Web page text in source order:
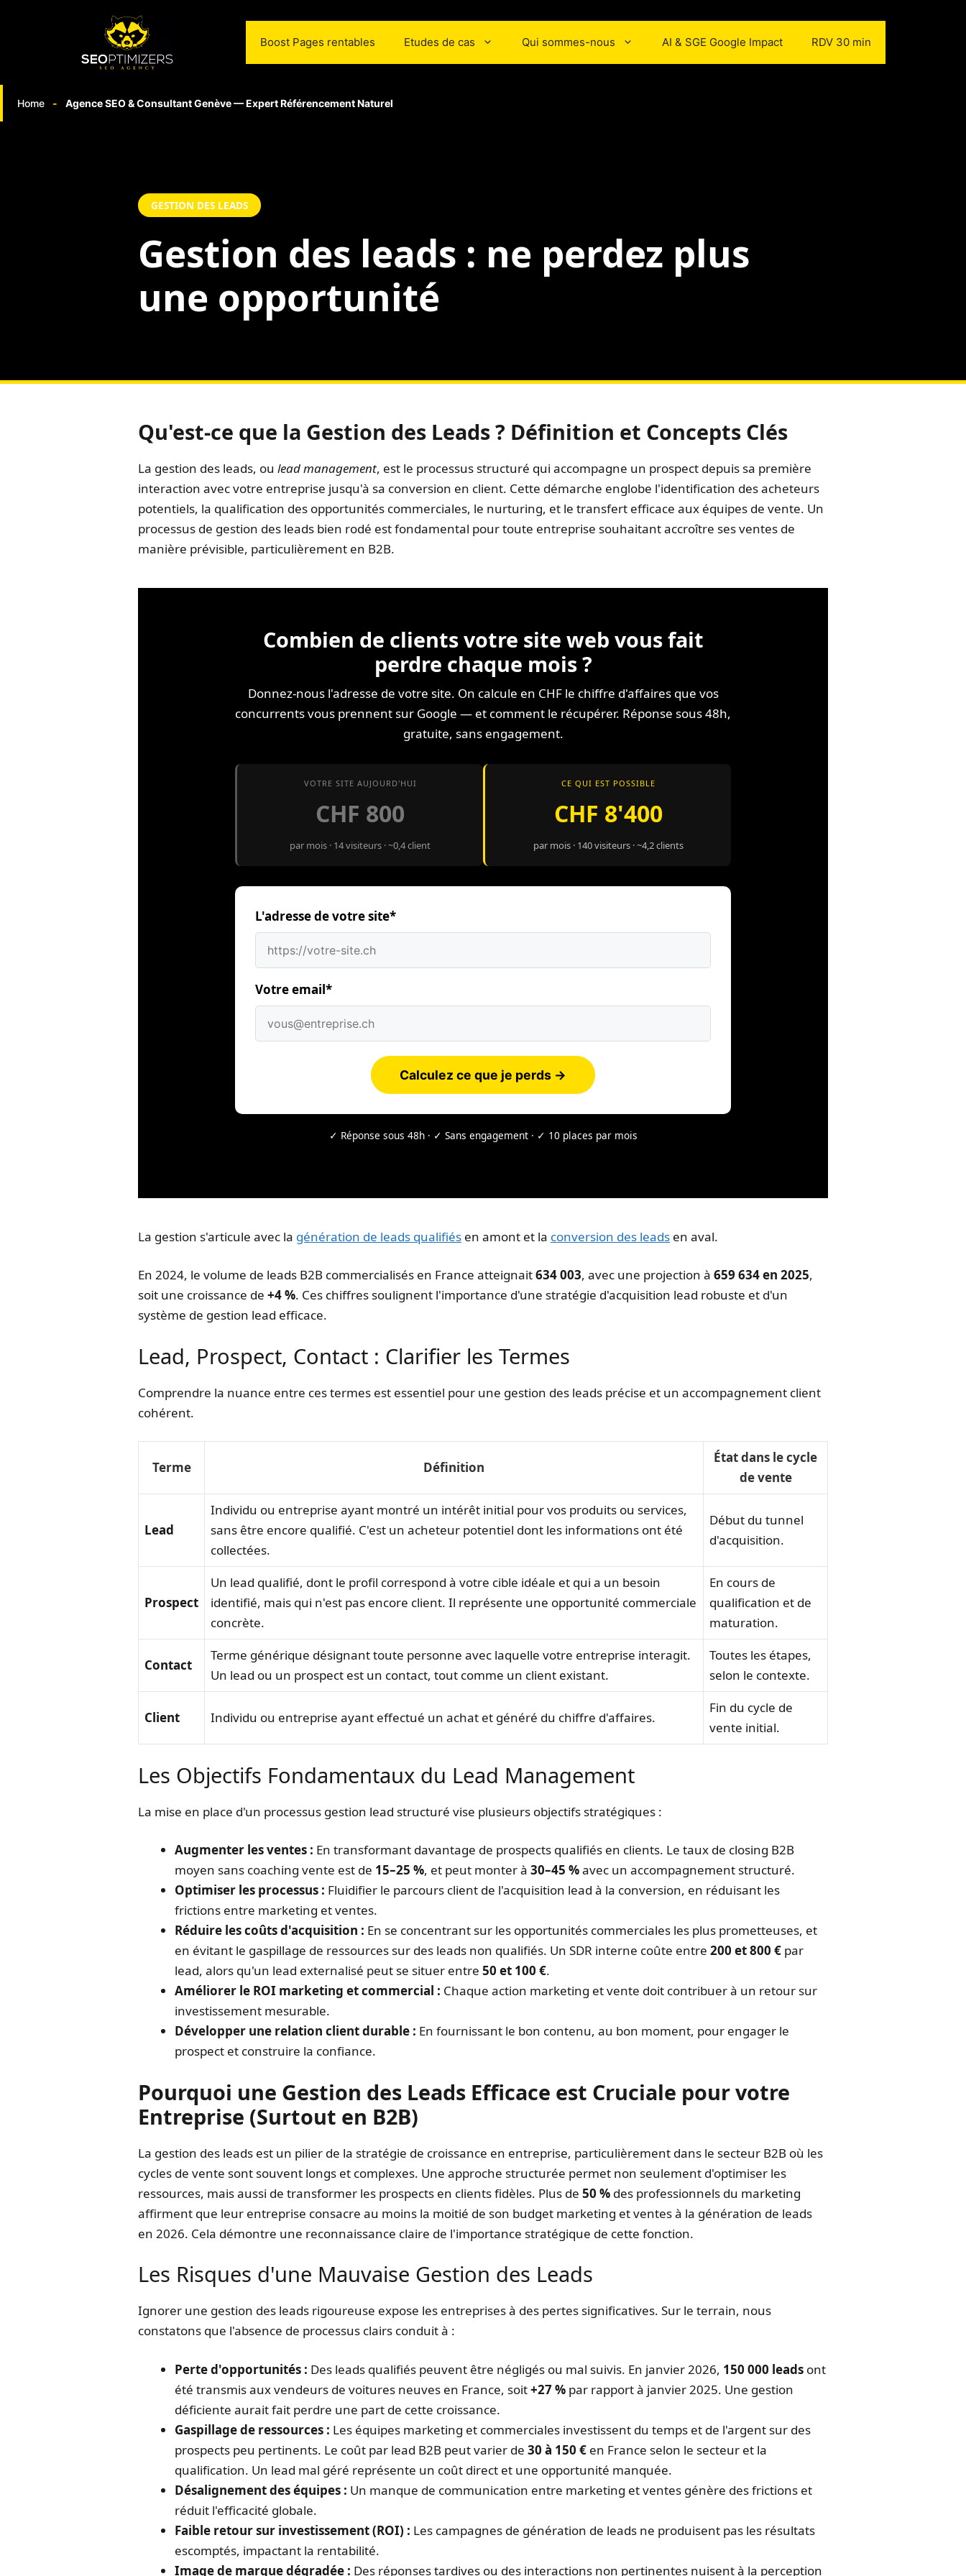
Boost Pages rentables Etudes de cas Qui sommes-nous AI & SGE Google Impact RDV 30 min
Home - Agence SEO & Consultant Genève — Expert Référencement Naturel
GESTION DES LEADS
Gestion des leads : ne perdez plus
une opportunité
Qu'est-ce que la Gestion des Leads ? Définition et Concepts Clés
La gestion des leads, ou lead management, est le processus structuré qui accompagne un prospect depuis sa première
interaction avec votre entreprise jusqu'à sa conversion en client. Cette démarche englobe l'identification des acheteurs
potentiels, la qualification des opportunités commerciales, le nurturing, et le transfert efficace aux équipes de vente. Un
processus de gestion des leads bien rodé est fondamental pour toute entreprise souhaitant accroître ses ventes de
manière prévisible, particulièrement en B2B.
Combien de clients votre site web vous fait
perdre chaque mois ?
Donnez-nous l'adresse de votre site. On calcule en CHF le chiffre d'affaires que vos
concurrents vous prennent sur Google — et comment le récupérer. Réponse sous 48h,
gratuite, sans engagement.
VOTRE SITE AUJOURD'HUI
CHF 800
par mois · 14 visiteurs · ~0,4 client
CE QUI EST POSSIBLE
CHF 8'400
par mois · 140 visiteurs · ~4,2 clients
L'adresse de votre site*
Votre email*
Calculez ce que je perds →
✓ Réponse sous 48h · ✓ Sans engagement · ✓ 10 places par mois
La gestion s'articule avec la génération de leads qualifiés en amont et la conversion des leads en aval.
En 2024, le volume de leads B2B commercialisés en France atteignait634 003, avec une projection à 659 634 en 2025,
soit une croissance de +4 %. Ces chiffres soulignent l'importance d'une stratégie d'acquisition lead robuste et d'un
système de gestion lead efficace.
Lead, Prospect, Contact : Clarifier les Termes
Comprendre la nuance entre ces termes est essentiel pour une gestion des leads précise et un accompagnement client
cohérent.
Terme Définition
État dans le cycle
de vente
Lead
Individu ou entreprise ayant montré un intérêt initial pour vos produits ou services,
sans être encore qualifié. C'est un acheteur potentiel dont les informations ont été
collectées.
Début du tunnel
d'acquisition.
Prospect
Un lead qualifié, dont le profil correspond à votre cible idéale et qui a un besoin
identifié, mais qui n'est pas encore client. Il représente une opportunité commerciale
concrète.
En cours de
qualification et de
maturation.
Contact
Terme générique désignant toute personne avec laquelle votre entreprise interagit.
Un lead ou un prospect est un contact, tout comme un client existant.
Toutes les étapes,
selon le contexte.
Client Individu ou entreprise ayant effectué un achat et généré du chiffre d'affaires.
Fin du cycle de
vente initial.
Les Objectifs Fondamentaux du Lead Management
La mise en place d'un processus gestion lead structuré vise plusieurs objectifs stratégiques :
Augmenter les ventes : En transformant davantage de prospects qualifiés en clients. Le taux de closing B2B
moyen sans coaching vente est de 15–25 %, et peut monter à 30–45 %avec un accompagnement structuré.
Optimiser les processus : Fluidifier le parcours client de l'acquisition lead à la conversion, en réduisant les
frictions entre marketing et ventes.
Réduire les coûts d'acquisition : En se concentrant sur les opportunités commerciales les plus prometteuses, et
en évitant le gaspillage de ressources sur des leads non qualifiés. Un SDR interne coûte entre 200 et 800 € par
lead, alors qu'un lead externalisé peut se situer entre 50 et 100 €.
Améliorer le ROI marketing et commercial : Chaque action marketing et vente doit contribuer à un retour sur
investissement mesurable.
Développer une relation client durable : En fournissant le bon contenu, au bon moment, pour engager le
prospect et construire la confiance.
Pourquoi une Gestion des Leads Efficace est Cruciale pour votre
Entreprise (Surtout en B2B)
La gestion des leads est un pilier de la stratégie de croissance en entreprise, particulièrement dans le secteur B2B où les
cycles de vente sont souvent longs et complexes. Une approche structurée permet non seulement d'optimiser les
ressources, mais aussi de transformer les prospects en clients fidèles. Plus de 50 % des professionnels du marketing
affirment que leur entreprise consacre au moins la moitié de son budget marketing et ventes à la génération de leads
en 2026. Cela démontre une reconnaissance claire de l'importance stratégique de cette fonction.
Les Risques d'une Mauvaise Gestion des Leads
Ignorer une gestion des leads rigoureuse expose les entreprises à des pertes significatives. Sur le terrain, nous
constatons que l'absence de processus clairs conduit à :
Perte d'opportunités : Des leads qualifiés peuvent être négligés ou mal suivis. En janvier 2026, 150 000 leads ont
été transmis aux vendeurs de voitures neuves en France, soit+27 % par rapport à janvier 2025. Une gestion
déficiente aurait fait perdre une part de cette croissance.
Gaspillage de ressources : Les équipes marketing et commerciales investissent du temps et de l'argent sur des
prospects peu pertinents. Le coût par lead B2B peut varier de 30 à 150 € en France selon le secteur et la
qualification. Un lead mal géré représente un coût direct et une opportunité manquée.
Désalignement des équipes : Un manque de communication entre marketing et ventes génère des frictions et
réduit l'efficacité globale.
Faible retour sur investissement (ROI) : Les campagnes de génération de leads ne produisent pas les résultats
escomptés, impactant la rentabilité.
Image de marque dégradée : Des réponses tardives ou des interactions non pertinentes nuisent à la perception